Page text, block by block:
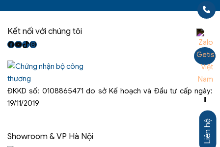
Kết nối với chúng tôi
Facebook
Youtube
TikTokInstagram
Liên hệ
ĐKKD số: 0108865471 do sở Kế hoạch và Đầu tư cấp ngày:
19/11/2019
Showroom & VP Hà Nội